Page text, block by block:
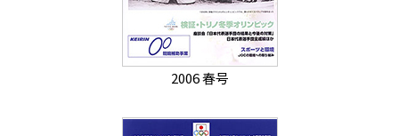
2006 春号